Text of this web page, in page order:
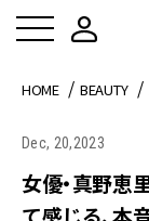
HOME BEAUTY
Dec, 20,2023
女優・真野恵
て感じる、本